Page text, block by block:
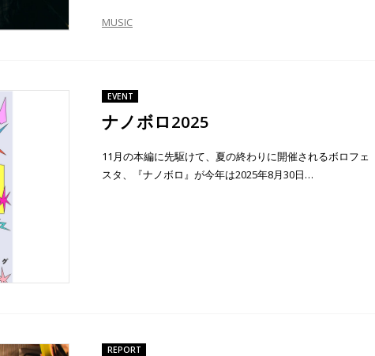
MUSIC
EVENT
ナノボロ2025
11月の本編に先駆けて、夏の終わりに開催されるボロフェ
スタ、『ナノボロ』が今年は2025年8月30日…
REPORT